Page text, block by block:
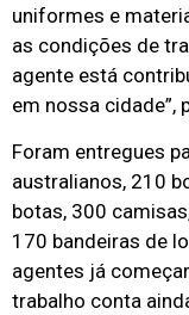
uniformes e
as condições de
agente está
em nossa cidade”,
Foram entregues
australianos, 210
botas, 300
170 bandeiras de
agentes já
trabalho conta